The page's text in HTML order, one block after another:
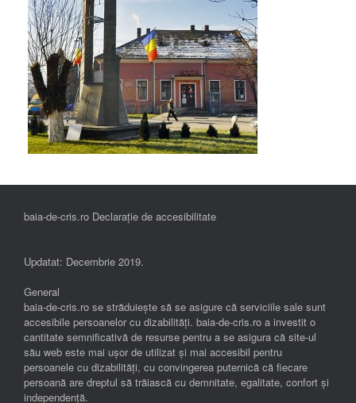
baia-de-cris.ro Declarație de accesibilitate
Updatat: Decembrie 2019.
General
baia-de-cris.ro se străduiește să se asigure că serviciile sale sunt
accesibile persoanelor cu dizabilități. baia-de-cris.ro a investit o
cantitate semnificativă de resurse pentru a se asigura că site-ul
său web este mai ușor de utilizat și mai accesibil pentru
persoanele cu dizabilități, cu convingerea puternică că fiecare
persoană are dreptul să trăiască cu demnitate, egalitate, confort și
independenţă.